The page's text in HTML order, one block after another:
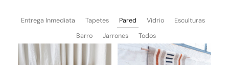
Entrega Inmediata Tapetes Pared Vidrio
Esculturas
Barro
Jarrones Todos